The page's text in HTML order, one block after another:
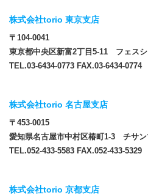
株式会社torio 東京支店
〒104-0041
東京都中央区新富2丁目5-11 フェス
TEL.03-6434-0773 FAX.03-6434-0774
株式会社torio 名古屋支店
〒453-0015
愛知県名古屋市中村区椿町1-3 チサン
TEL.052-433-5583 FAX.052-433-5329
株式会社torio 京都支店